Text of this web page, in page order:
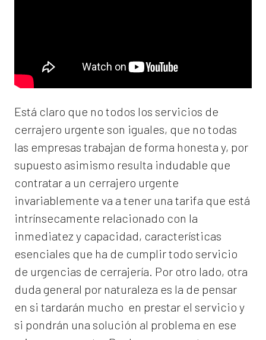
Está claro que no todos los servicios de
cerrajero urgente son iguales, que no todas
las empresas trabajan de forma honesta y, por
supuesto asimismo resulta indudable que
contratar a un cerrajero urgente
invariablemente va a tener una tarifa que está
intrínsecamente relacionado con la
inmediatez y capacidad, características
esenciales que ha de cumplir todo servicio
de urgencias de cerrajería. Por otro lado, otra
duda general por naturaleza es la de pensar
en si tardarán mucho en prestar el servicio y
si pondrán una solución al problema en ese